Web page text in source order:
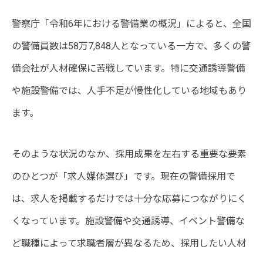
警察庁「令和6年における警備業の概況」によると、全国
の警備員数は58万7,848人となっている一方で、多くの警
備会社が人材確保に苦戦しています。特に交通誘導警備
や施設警備では、人手不足が慢性化している地域もあり
ます。
そのような状況のなか、採用成果を左右する重要な要素
のひとつが「求人媒体選び」です。現在の警備採用で
は、求人を掲載するだけでは十分な応募につながりにく
くなっています。施設警備や交通誘導、イベント警備な
ど職種によって求職者層が異なるため、採用したい人材